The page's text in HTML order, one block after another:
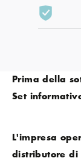
Prima della
Set
L'impresa
distributore di